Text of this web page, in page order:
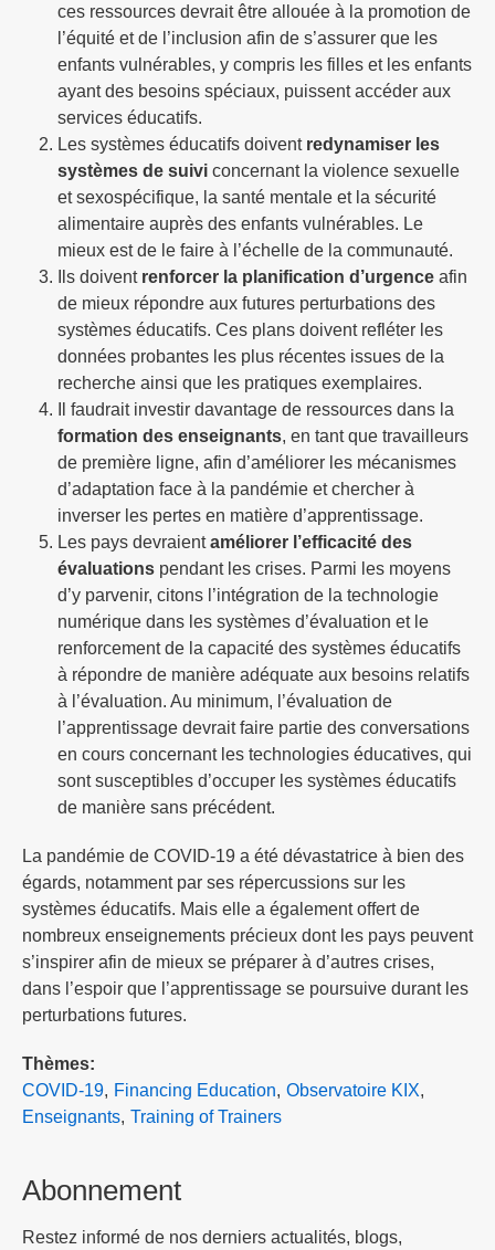
ces ressources devrait être allouée à la promotion de
l’équité et de l’inclusion afin de s’assurer que les
enfants vulnérables, y compris les filles et les enfants
ayant des besoins spéciaux, puissent accéder aux
services éducatifs.
Les systèmes éducatifs doivent redynamiser les
systèmes de suivi concernant la violence sexuelle
et sexospécifique, la santé mentale et la sécurité
alimentaire auprès des enfants vulnérables. Le
mieux est de le faire à l’échelle de la communauté.
Ils doivent renforcer la planification d’urgence afin
de mieux répondre aux futures perturbations des
systèmes éducatifs. Ces plans doivent refléter les
données probantes les plus récentes issues de la
recherche ainsi que les pratiques exemplaires.
Il faudrait investir davantage de ressources dans la
formation des enseignants, en tant que travailleurs
de première ligne, afin d’améliorer les mécanismes
d’adaptation face à la pandémie et chercher à
inverser les pertes en matière d’apprentissage.
Les pays devraientaméliorer l’efficacité des
évaluations pendant les crises. Parmi les moyens
d’y parvenir, citons l’intégration de la technologie
numérique dans les systèmes d’évaluation et le
renforcement de la capacité des systèmes éducatifs
à répondre de manière adéquate aux besoins relatifs
à l’évaluation. Au minimum, l’évaluation de
l’apprentissage devrait faire partie des conversations
en cours concernant les technologies éducatives, qui
sont susceptibles d’occuper les systèmes éducatifs
de manière sans précédent.
La pandémie de COVID-19 a été dévastatrice à bien des
égards, notamment par ses répercussions sur les
systèmes éducatifs. Mais elle a également offert de
nombreux enseignements précieux dont les pays peuvent
s’inspirer afin de mieux se préparer à d’autres crises,
dans l’espoir que l’apprentissage se poursuive durant les
perturbations futures.
Thèmes
COVID-19
Financing Education Observatoire KIX
Enseignants Training of Trainers
Abonnement
Restez informé de nos derniers actualités, blogs,